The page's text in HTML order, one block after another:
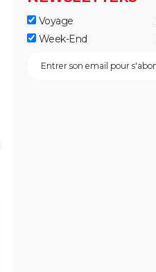
Voyage
Week-End